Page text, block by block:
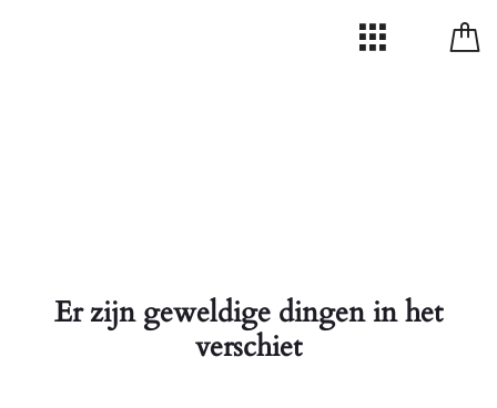
Er zijn geweldige dingen in het
verschiet